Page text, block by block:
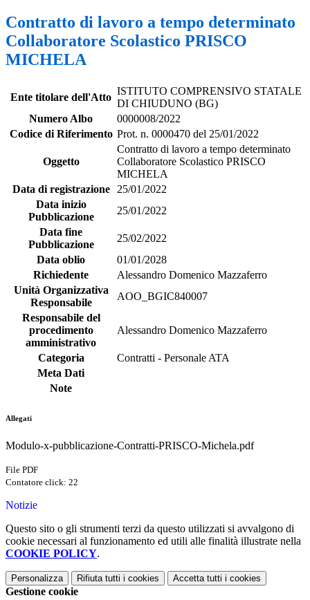
Contratto di lavoro a tempo determinato
Collaboratore Scolastico PRISCO
MICHELA
Ente titolare dell'Atto
ISTITUTO COMPRENSIVO STATALE
DI CHIUDUNO (BG)
Numero Albo
0000008/2022
Codice di Riferimento Prot. n. 0000470 del 25/01/2022
Oggetto
Contratto di lavoro a tempo determinato
Collaboratore Scolastico PRISCO
MICHELA
Data di registrazione
25/01/2022
Data inizio
Pubblicazione
25/01/2022
Data fine
Pubblicazione
25/02/2022
Data oblio
01/01/2028
Richiedente
Alessandro Domenico Mazzaferro
Unità Organizzativa
Responsabile
AOO_BGIC840007
Responsabile del
procedimento
amministrativo
Alessandro Domenico Mazzaferro
Categoria
Contratti - Personale ATA
Meta Dati
Note
Allegati
Modulo-x-pubblicazione-Contratti-PRISCO-Michela.pdf
File PDF
Contatore click: 22
Notizie
Questo sito o gli strumenti terzi da questo utilizzati si avvalgono di
cookie necessari al funzionamento ed utili alle finalità illustrate nella
COOKIE POLICY.
Personalizza Rifiuta tutti i cookies Accetta tutti i cookies
Gestione cookie